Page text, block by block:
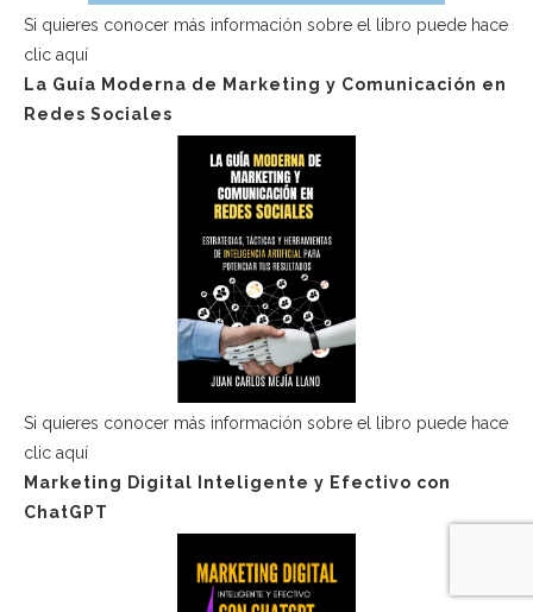
Si quieres conocer más información sobre el libro puede hace
clic aquí
La Guía Moderna de Marketing y Comunicación en
Redes Sociales
Si quieres conocer más información sobre el libro puede hace
clic aquí
Marketing Digital Inteligente y Efectivo con
ChatGPT